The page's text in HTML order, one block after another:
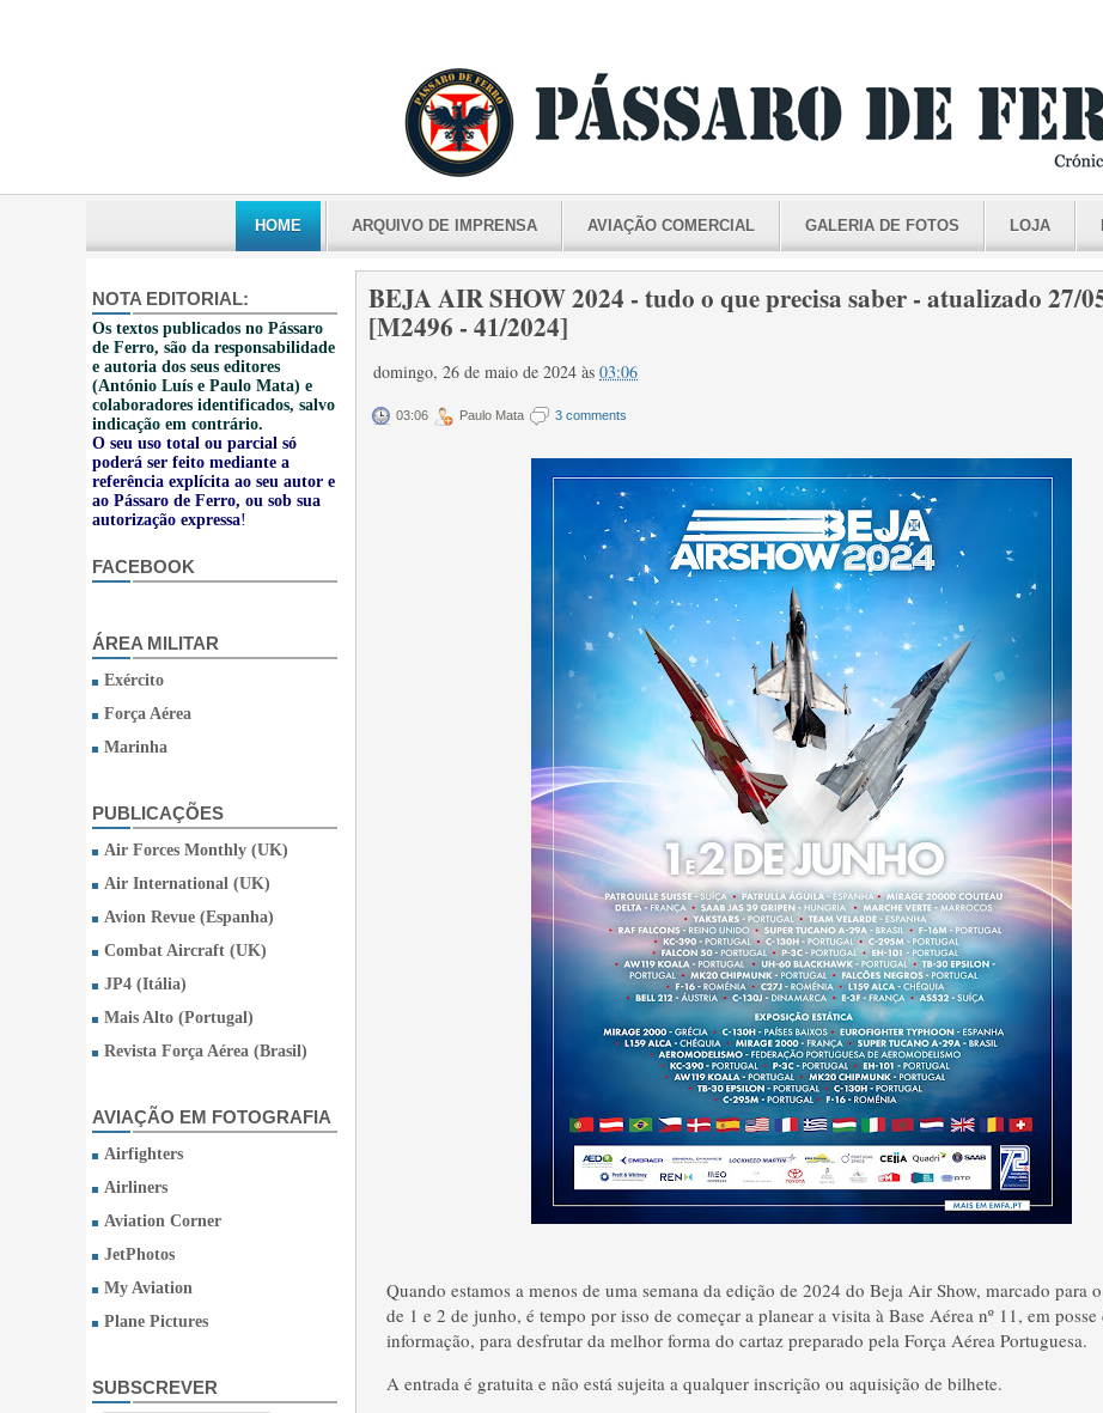
HOME ARQUIVO DE IMPRENSA AVIAÇÃO COMERCIAL GALERIA DE FOTOS LOJA
NOTA EDITORIAL:
Os textos publicados no Pássaro
de Ferro, são da responsabilidade
e autoria dos seus editores
(António Luís e Paulo Mata) e
colaboradores identificados, salvo
indicação em contrário.
O seu uso total ou parcial só
poderá ser feito mediante a
referência explícita ao seu autor e
ao Pássaro de Ferro, ou sob sua
autorização expressa!
FACEBOOK
ÁREA MILITAR
Exército
Força Aérea
Marinha
PUBLICAÇÕES
Air Forces Monthly (UK)
Air International (UK)
Avion Revue (Espanha)
Combat Aircraft (UK)
JP4 (Itália)
Mais Alto (Portugal)
Revista Força Aérea (Brasil)
AVIAÇÃO EM FOTOGRAFIA
Airfighters
Airliners
Aviation Corner
JetPhotos
My Aviation
Plane Pictures
SUBSCREVER
BEJA AIR SHOW 2024 - tudo o que precisa saber - atualizado 27/
[M2496 - 41/2024]
domingo, 26 de maio de 2024 às 03:06
03:06 Paulo Mata 3 comments
Quando estamos a menos de uma semana da edição de 2024 do Beja Air Show, marcado para
de 1 e 2 de junho, é tempo por isso de começar a planear a visita à Base Aérea nº 11, em posse
informação, para desfrutar da melhor forma do cartaz preparado pela Força Aérea Portuguesa.
A entrada é gratuita e não está sujeita a qualquer inscrição ou aquisição de bilhete.